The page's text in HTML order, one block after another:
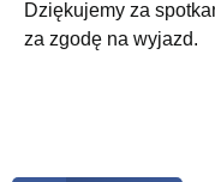
Dziękujemy za
za zgodę na wyjazd.